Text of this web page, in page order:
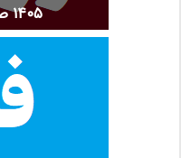
۱۴۰۵ صددرصد درست